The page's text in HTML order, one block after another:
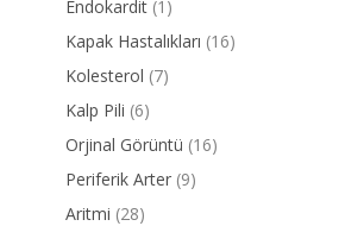
Endokardit (1)
Kapak Hastalıkları (16)
Kolesterol (7)
Kalp Pili (6)
Orjinal Görüntü (16)
Periferik Arter (9)
Aritmi (28)